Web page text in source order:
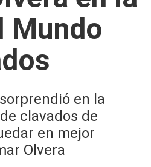
Mundo
en la
clavados de
en mejor
Olvera